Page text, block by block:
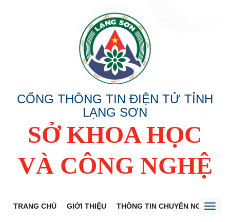
CỔNG THÔNG TIN ĐIỆN TỬ TỈNH
LẠNG SƠN
SỞ KHOA HỌC
VÀ CÔNG NGHỆ
TRANG CHỦ GIỚI THIỆU THÔNG TIN CHUYÊN NGÀNH